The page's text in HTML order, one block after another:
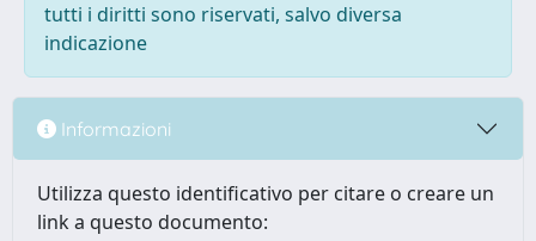
tutti i diritti sono riservati, salvo diversa
indicazione
Informazioni
Utilizza questo identificativo per citare o creare un
link a questo documento: